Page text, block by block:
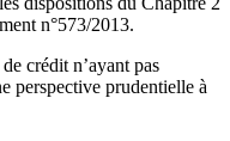
n°573/2013.
crédit n’ayant pas
perspective prudentielle à